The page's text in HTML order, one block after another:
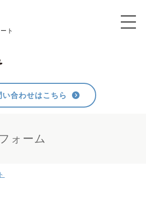
ト
い合わせはこちら
ォーム